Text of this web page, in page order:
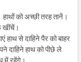
को अच्छी तरह तानें।
खींचें।
हाथ से दाहिने पैर को बाहर
हाथ को पीछे ले
में रहेंगे।